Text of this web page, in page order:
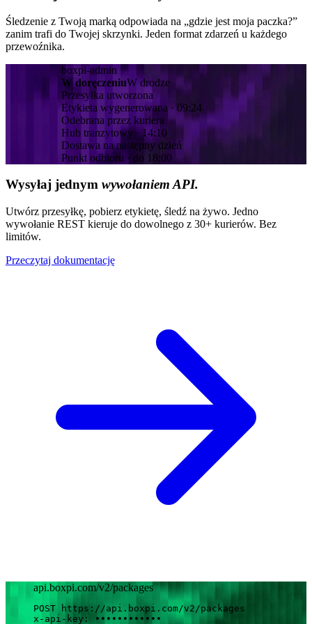
Śledzenie z Twoją marką odpowiada na „gdzie jest moja paczka?”
zanim trafi do Twojej skrzynki. Jeden format zdarzeń u każdego
przewoźnika.
boxpi-admin
W doręczeniuW drodze
Przesyłka utworzona
Etykieta wygenerowana · 09:24
Odebrana przez kuriera
Hub tranzytowy · 14:10
Dostawa na następny dzień
Punkt odbioru · do 18:00
Wysyłaj jednym wywołaniem API.
Utwórz przesyłkę, pobierz etykietę, śledź na żywo. Jedno
wywołanie REST kieruje do dowolnego z 30+ kurierów. Bez
limitów.
Przeczytaj dokumentację
api.boxpi.com/v2/packages
POST https://api.boxpi.com/v2/packages
x-api-key : ••••••••••••